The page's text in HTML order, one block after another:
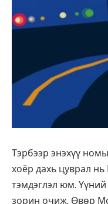
Тэрбээр энэхүү
хоёр дахь цуврал
тэмдэглэл юм.
зорин очиж, Өвөр